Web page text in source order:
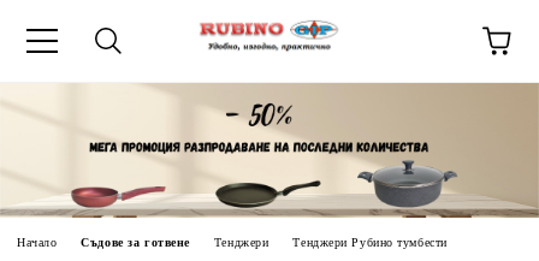
Начало Съдове за готвене Тенджери Тенджери Рубино тумбести